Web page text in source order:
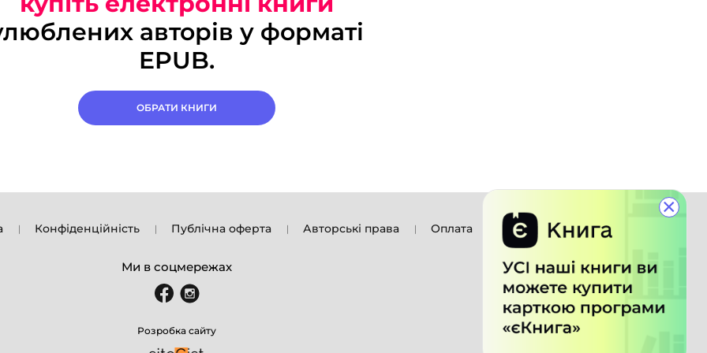
×
авторів у форматі
EPUB.
ОБРАТИ КНИГИ
Конфіденційність Публічна оферта Авторські права Оплата
Ми в соцмережах
Розробка сайту